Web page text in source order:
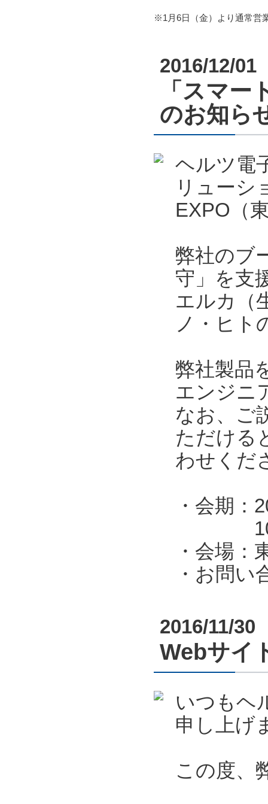
※1月6日（金）より通常営
2016/12/01
「スマ
のお知ら
ヘルツ電
リューシ
EXPO（
弊社のブ
守」を支
エルカ（
ノ・ヒト
弊社製品
エンジニ
なお、ご
ただける
わせくだ
・会期
10:00-
・会場
・お問
2016/11/30
Webサイ
いつもヘ
申し上げ
この度、